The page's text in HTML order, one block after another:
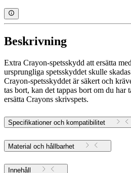
Beskrivning
Extra Crayon-spetsskydd att ersätta
ursprungliga spetsskyddet skulle
Crayon-spetsskyddet är säkert och
tas bort, kan det tappas bort om du har
ersätta Crayons skrivspets.
Specifikationer och kompatibilitet
Material och hållbarhet
Innehåll